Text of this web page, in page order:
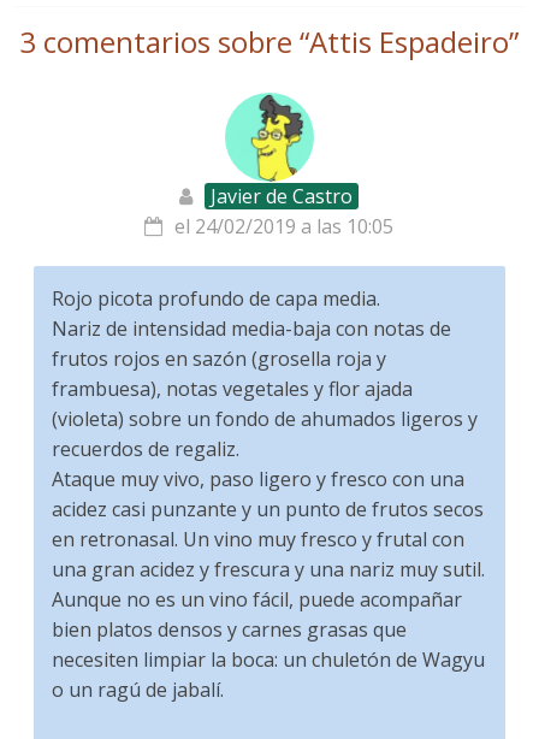
3 comentarios sobre “Attis Espadeiro”
Javier de Castro
el 24/02/2019 a las 10:05
Rojo picota profundo de capa media.
Nariz de intensidad media-baja con notas de
frutos rojos en sazón (grosella roja y
frambuesa), notas vegetales y flor ajada
(violeta) sobre un fondo de ahumados ligeros y
recuerdos de regaliz.
Ataque muy vivo, paso ligero y fresco con una
acidez casi punzante y un punto de frutos secos
en retronasal. Un vino muy fresco y frutal con
una gran acidez y frescura y una nariz muy sutil.
Aunque no es un vino fácil, puede acompañar
bien platos densos y carnes grasas que
necesiten limpiar la boca: un chuletón de Wagyu
o un ragú de jabalí.